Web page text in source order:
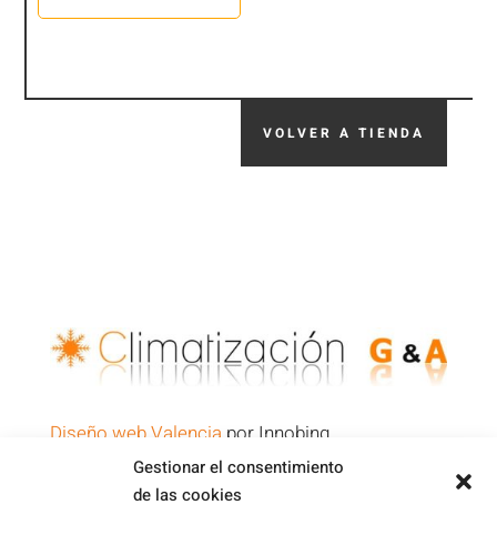
Gestionar el consentimiento
de las cookies
VOLVER A TIENDA
Diseño web Valencia por Innobing